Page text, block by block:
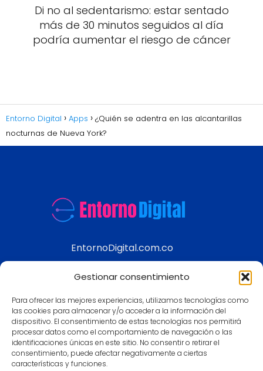
Gestionar consentimiento
Para ofrecer las mejores experiencias, utilizamos tecnologías como
las cookies para almacenar y/o acceder a la información del
dispositivo. El consentimiento de estas tecnologías nos permitirá
procesar datos como el comportamiento de navegación o las
identificaciones únicas en este sitio. No consentir o retirar el
consentimiento, puede afectar negativamente a ciertas
características y funciones.
Di no al sedentarismo: estar sentado
más de 30 minutos seguidos al día
podría aumentar el riesgo de cáncer
Entorno Digital Apps
¿Quién se adentra en las alcantarillas
nocturnas de Nueva York?
EntornoDigital.com.co
modernos
Aviso legal
Política de Privacidad
Política de Cookies
Contacto